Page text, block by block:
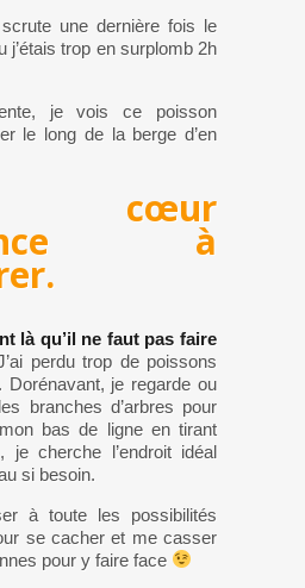
une dernière fois le
j’étais trop en surplomb 2h
je vois ce poisson
le long de la berge d’en
cœur
à
là qu’il ne faut pas faire
perdu trop de poissons
Dorénavant, je regarde ou
branches d’arbres pour
bas de ligne en tirant
je cherche l’endroit idéal
si besoin.
à toute les possibilités
se cacher et me casser
pour y faire face